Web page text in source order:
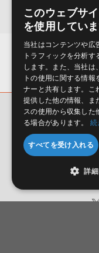
関連製品
THE CUBE GUYSによるテ
ハウス・ライブラリ！
¥7,425 ¥5,197(30%OFF)
PART TIME
会社概要 環境保護（
サイト動作環境
利用
このウェブサ
を使用してい
当社はコンテンツや広
トラフィックを分析
します。また、当社は
トの使用に関する情報
ナーと共有します。こ
提供した他の情報、ま
スの使用から収集した
る場合があります。
続
すべてを受け入れる
詳